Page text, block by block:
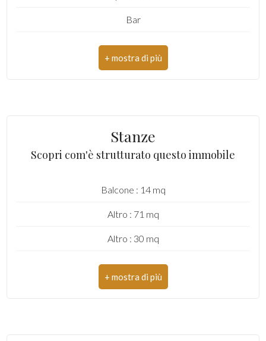
Numero posti auto scoperti: 3
Numero posti auto coperti: Si
Piano: Edificio
Posto auto: Coperto
Appartamenti Totali: 1
Anno di costruzione: 1870
Esposizione: doppia: principale sud
Balconi: Presente, 16 mq
Giardino: Privato, 300 mq
Bar
Uffici comunali
Stanze
Scopri com'è strutturato questo immobile
Balcone : 14 mq
Altro : 71 mq
Altro : 30 mq